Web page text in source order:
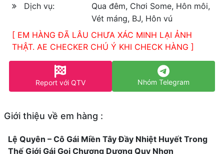
Dịch vụ:
Qua đêm, Chơi Some, Hôn môi,
Vét máng, BJ, Hôn vú
[ EM HÀNG ĐÃ LÂU CHƯA XÁC MINH LẠI ẢNH
THẬT. AE CHECKER CHÚ Ý KHI CHECK HÀNG ]
Report với QTV Nhóm Telegram
Giới thiệu về em hàng :
Lệ Quyên – Cô Gái Miền Tây Đầy Nhiệt Huyết Trong
Thế Giới Gái Gọi Chương Dương Quy Nhơn